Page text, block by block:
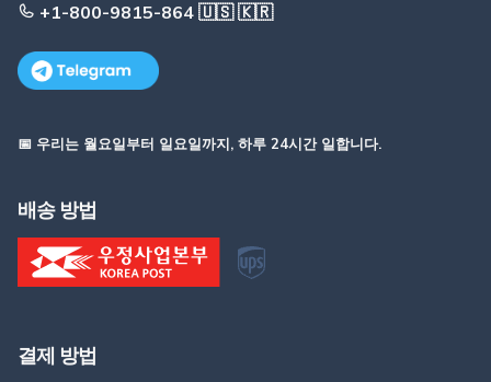
+1-800-9815-864 🇺🇸 🇰🇷
📅 우리는 월요일부터 일요일까지, 하루 24시간 일합니다.
배송 방법
결제 방법